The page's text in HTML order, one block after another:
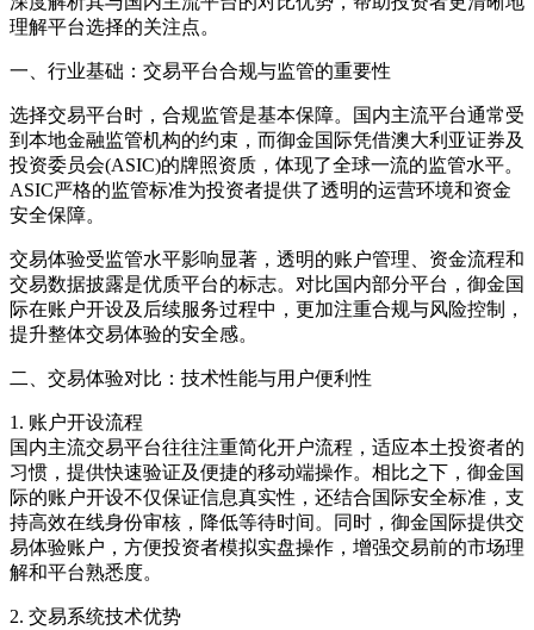
理解平台选择的关注点。
一、行业基础：交易平台合规与监管的重要性
选择交易平台时，合规监管是基本保障。国内主流平台通常受
到本地金融监管机构的约束，而御金国际凭借澳大利亚证券及
投资委员会(ASIC)的牌照资质，体现了全球一流的监管水平。
ASIC严格的监管标准为投资者提供了透明的运营环境和资金
安全保障。
交易体验受监管水平影响显著，透明的账户管理、资金流程和
交易数据披露是优质平台的标志。对比国内部分平台，御金国
际在账户开设及后续服务过程中，更加注重合规与风险控制，
提升整体交易体验的安全感。
二、交易体验对比：技术性能与用户便利性
1. 账户开设流程
国内主流交易平台往往注重简化开户流程，适应本土投资者的
习惯，提供快速验证及便捷的移动端操作。相比之下，御金国
际的账户开设不仅保证信息真实性，还结合国际安全标准，支
持高效在线身份审核，降低等待时间。同时，御金国际提供交
易体验账户，方便投资者模拟实盘操作，增强交易前的市场理
解和平台熟悉度。
2. 交易系统技术优势